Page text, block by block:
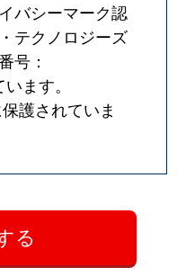
バシーマーク認
テクノロジーズ
号：
ます。
護されていま